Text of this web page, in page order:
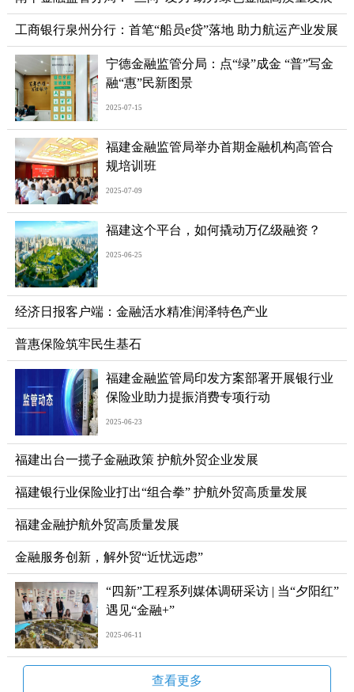
工商银行泉州分行：首笔“船员e贷”落地 助力航运产业发展
宁德金融监管分局：点“绿”成金 “普”写金
融“惠”民新图景
2025-07-15
福建金融监管局举办首期金融机构高管合
规培训班
2025-07-09
福建这个平台，如何撬动万亿级融资？
2025-06-25
经济日报客户端：金融活水精准润泽特色产业
普惠保险筑牢民生基石
福建金融监管局印发方案部署开展银行业
保险业助力提振消费专项行动
2025-06-23
福建出台一揽子金融政策 护航外贸企业发展
福建银行业保险业打出“组合拳” 护航外贸高质量发展
福建金融护航外贸高质量发展
金融服务创新，解外贸“近忧远虑”
“四新”工程系列媒体调研采访 | 当“夕阳红”
遇见“金融+”
2025-06-11
查看更多